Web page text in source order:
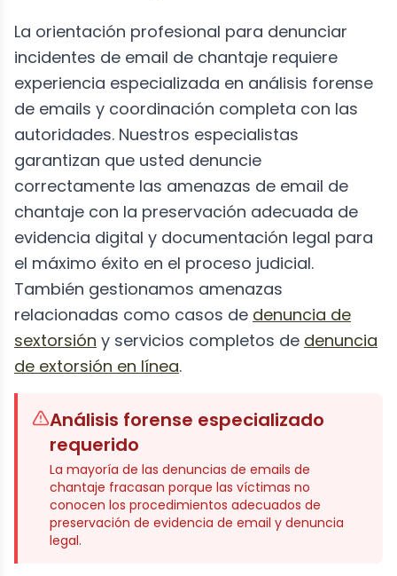
La orientación profesional para denunciar
incidentes de email de chantaje requiere
experiencia especializada en análisis forense
de emails y coordinación completa con las
autoridades. Nuestros especialistas
garantizan que usted denuncie
correctamente las amenazas de email de
chantaje con la preservación adecuada de
evidencia digital y documentación legal para
el máximo éxito en el proceso judicial.
También gestionamos amenazas
relacionadas como casos de denuncia de
sextorsión y servicios completos de denuncia
de extorsión en línea.
Análisis forense especializado
requerido
La mayoría de las denuncias de emails de
chantaje fracasan porque las víctimas no
conocen los procedimientos adecuados de
preservación de evidencia de email y denuncia
legal.